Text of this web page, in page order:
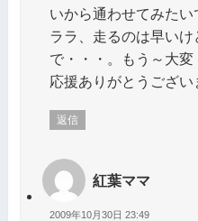
いから通わせてみたい
ララ、走るのは早い
で・・・。もう～大変
応援ありがとうござ
返信
紅葉ママ
2009年10月30日 23:49